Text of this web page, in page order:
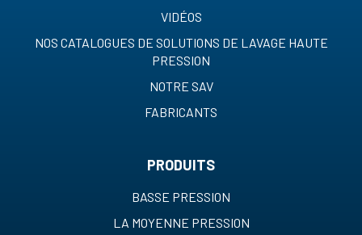
VIDÉOS
NOS CATALOGUES DE SOLUTIONS DE LAVAGE HAUTE
PRESSION
NOTRE SAV
FABRICANTS
PRODUITS
BASSE PRESSION
LA MOYENNE PRESSION